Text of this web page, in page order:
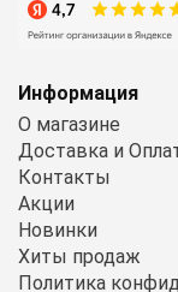
Информация
О магазине
Доставка и
Контакты
Акции
Новинки
Хиты продаж
Политика